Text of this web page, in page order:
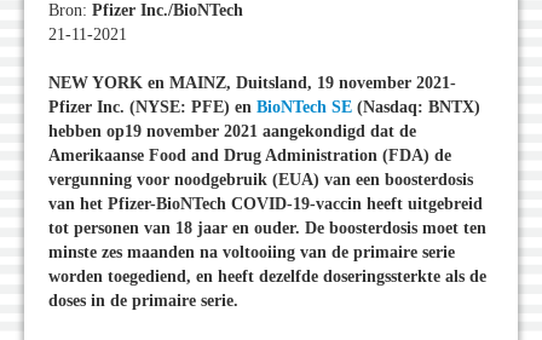
Bron: Pfizer Inc./BioNTech
21-11-2021
NEW YORK en MAINZ, Duitsland, 19 november 2021-
Pfizer Inc. (NYSE: PFE) en BioNTech SE (Nasdaq: BNTX)
hebben op19 november 2021 aangekondigd dat de
Amerikaanse Food and Drug Administration (FDA) de
vergunning voor noodgebruik (EUA) van een boosterdosis
van het Pfizer-BioNTech COVID-19-vaccin heeft uitgebreid
tot personen van 18 jaar en ouder. De boosterdosis moet ten
minste zes maanden na voltooiing van de primaire serie
worden toegediend, en heeft dezelfde doseringssterkte als de
doses in de primaire serie.